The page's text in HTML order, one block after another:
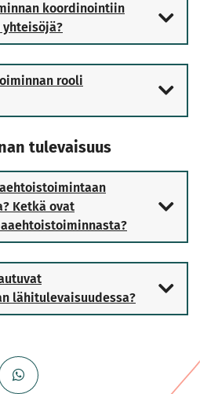
koordinointiin
rooli
tulevaisuus
Ketkä ovat
lähitulevaisuudessa?